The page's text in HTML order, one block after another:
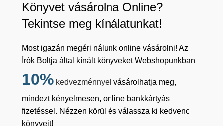
Könyvet vásárolna Online?
Tekintse meg kínálatunkat!
Most igazán megéri nálunk online vásárolni! Az
Írók Boltja által kínált könyveket Webshopunkban
10% kedvezménnyel vásárolhatja meg,
mindezt kényelmesen, online bankkártyás
fizetéssel. Nézzen körül és válassza ki kedvenc
könyveit!